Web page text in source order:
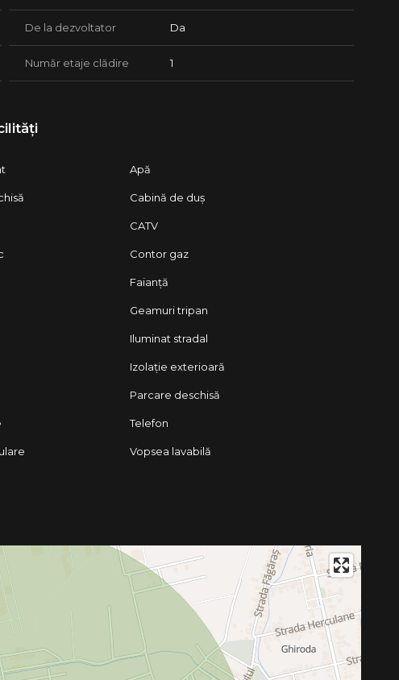
si predarea imobilului
De la dezvoltator Da
Număr etaje clădire 1
Apă
Cabină de duș
CATV
Contor gaz
Faianță
Geamuri tripan
Iluminat stradal
Izolație exterioară
Parcare deschisă
Telefon
Vopsea lavabilă